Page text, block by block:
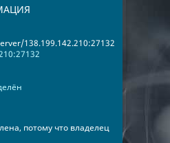
138.199.142.210:27132
потому что владелец